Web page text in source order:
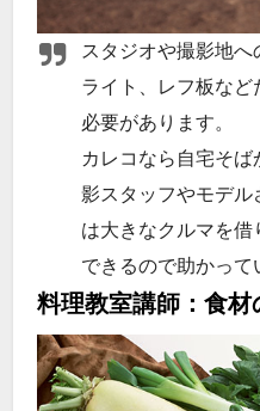
スタジオや撮影地へ
ライト、レフ板な
必要があります。
カレコなら自宅そ
影スタッフやモデル
は大きなクルマを
できるので助かって
料理教室講師：食材